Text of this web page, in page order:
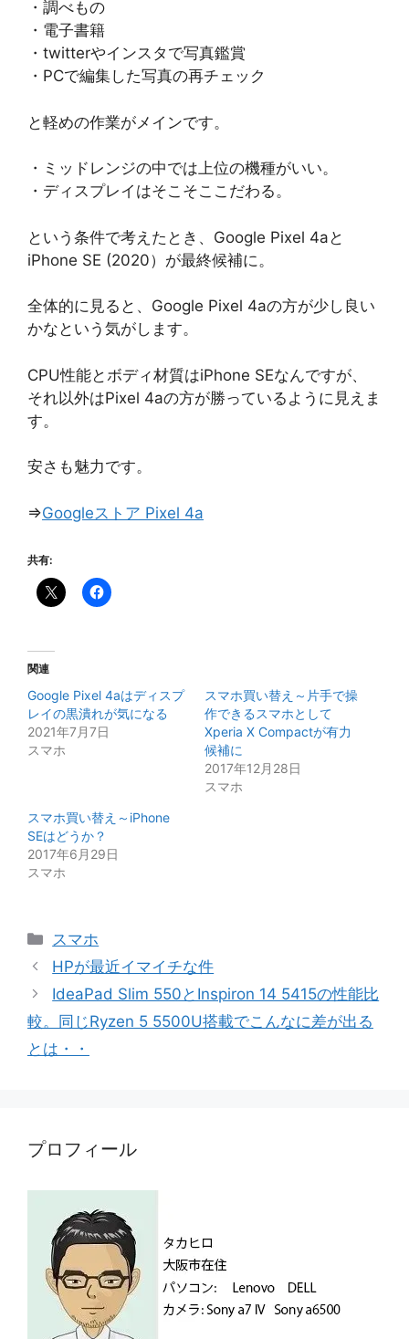
・調べもの
・電子書籍
・twitterやインスタで写真鑑賞
・PCで編集した写真の再チェック
と軽めの作業がメインです。
・ミッドレンジの中では上位の機種がいい。
・ディスプレイはそこそここだわる。
という条件で考えたとき、Google Pixel 4aと
iPhone SE (2020）が最終候補に。
全体的に見ると、Google Pixel 4aの方が少し良い
かなという気がします。
CPU性能とボディ材質はiPhone SEなんですが、
それ以外はPixel 4aの方が勝っているように見えま
す。
安さも魅力です。
⇒Googleストア Pixel 4a
共有:
関連
Google Pixel 4aはディスプ
レイの黒潰れが気になる
2021年7月7日
スマホ
スマホ買い替え～片手で操
作できるスマホとして
Xperia X Compactが有力
候補に
2017年12月28日
スマホ
スマホ買い替え～iPhone
SEはどうか？
2017年6月29日
スマホ
カ
テ
リ
ー
スマホ
HPが最近イマイチな件
IdeaPad Slim 550とInspiron 14 5415の性能比
較。同じRyzen 5 5500U搭載でこんなに差が出る
とは・・
プロフィール